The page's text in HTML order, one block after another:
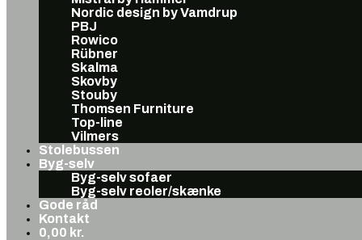
Nordic design by Vamdrup
PBJ
Rowico
Rübner
Skalma
Skovby
Stouby
Thomsen Furniture
Top-line
Vilmers
Stolebussen
Byg-selv
Byg-selv sofaer
Byg-selv reoler/skænke
Gode råd
Kontakt
0,00 kr.